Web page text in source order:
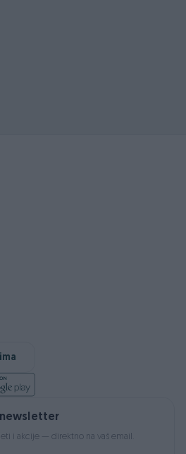
newsletter
i akcije — direktno na vaš email.